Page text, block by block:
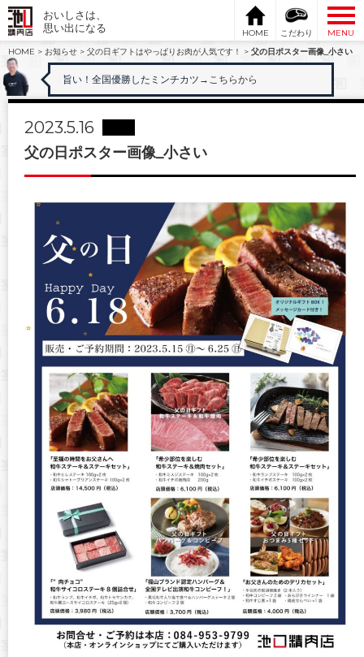
おいしさは、
思い出になる
HOME こだわり
MENU
HOME > お知らせ > 父の日ギフトはやっぱりお肉が人気です！ > 父の日ポスター画像_小さい
旨い！全国優勝したミンチカツ →こちらから
2023.5.16
父の日ポスター画像_小さい